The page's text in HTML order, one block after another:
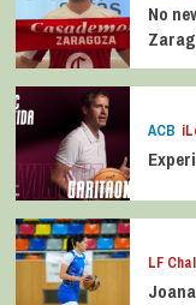
No
ACB
LF